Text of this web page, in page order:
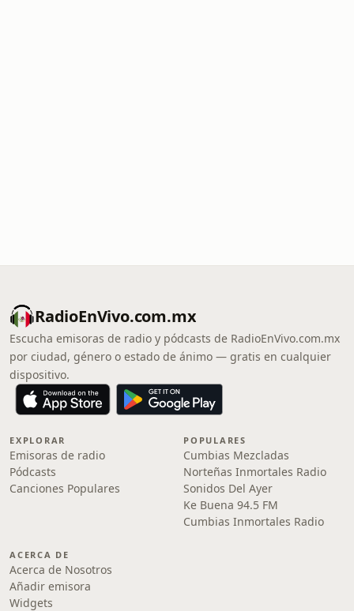
RadioEnVivo.com.mx
Escucha emisoras de radio y pódcasts de RadioEnVivo.com.mx
por ciudad, género o estado de ánimo — gratis en cualquier
dispositivo.
EXPLORAR
Emisoras de radio
Pódcasts
Canciones Populares
POPULARES
Cumbias Mezcladas
Norteñas Inmortales Radio
Sonidos Del Ayer
Ke Buena 94.5 FM
Cumbias Inmortales Radio
ACERCA DE
Acerca de Nosotros
Añadir emisora
Widgets